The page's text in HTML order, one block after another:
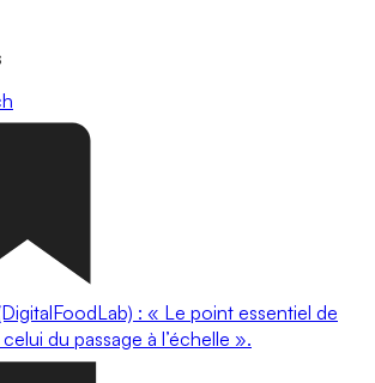
: « Le point essentiel de
du passage à l’échelle ».